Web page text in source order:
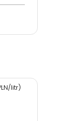
litr)